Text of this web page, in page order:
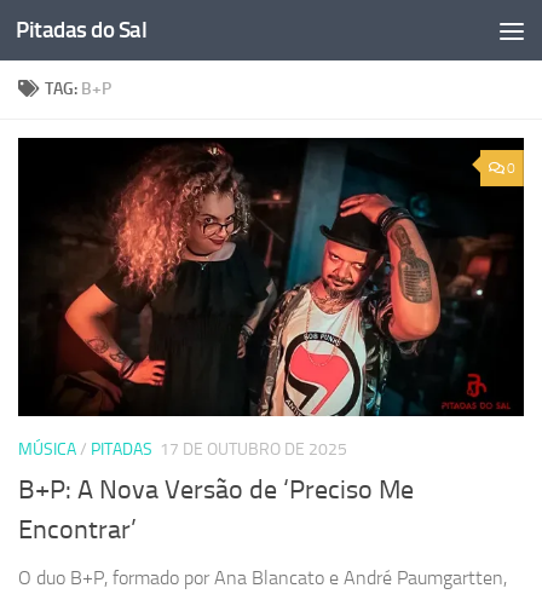
Skip to content
Pitadas do Sal
TAG: B+P
0
MÚSICA/ PITADAS 17 DE OUTUBRO DE 2025
B+P: A Nova Versão de ‘Preciso Me
Encontrar’
O duo B+P, formado por Ana Blancato e André Paumgartten,